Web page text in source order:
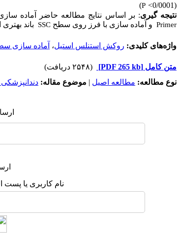
(0/0001
>
P
)
نتیجه گیری: بر اساس نتایج مطالعه حاضر آماده
Primer و آماده سازی با فرز روی سطح SSC باند
واژه‌های کلیدی: روکش استنلس استیل، آماده سازی
متن کامل [PDF 265 kb]
(۲۵۴۸ دریافت)
نوع مطالعه: مطالعه اصیل | موضوع مقاله:
نام کاربری یا پست